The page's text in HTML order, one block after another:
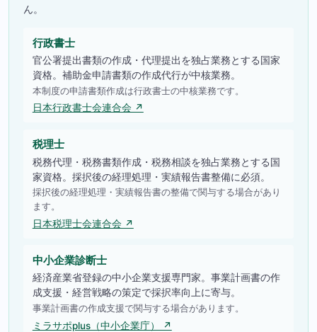
ん。
行政書士
官公署提出書類の作成・代理提出を独占業務とする国家
資格。補助金申請書類の作成代行が中核業務。
本制度の申請書類作成は行政書士の中核業務です。
日本行政書士会連合会 ↗
税理士
税務代理・税務書類作成・税務相談を独占業務とする国
家資格。採択後の経理処理・実績報告書整備に必須。
採択後の経理処理・実績報告書の整備で関与する場合があり
ます。
日本税理士会連合会 ↗
中小企業診断士
経済産業省登録の中小企業支援専門家。事業計画書の作
成支援・経営戦略の策定で採択率向上に寄与。
事業計画書の作成支援で関与する場合があります。
ミラサポplus（中小企業庁） ↗